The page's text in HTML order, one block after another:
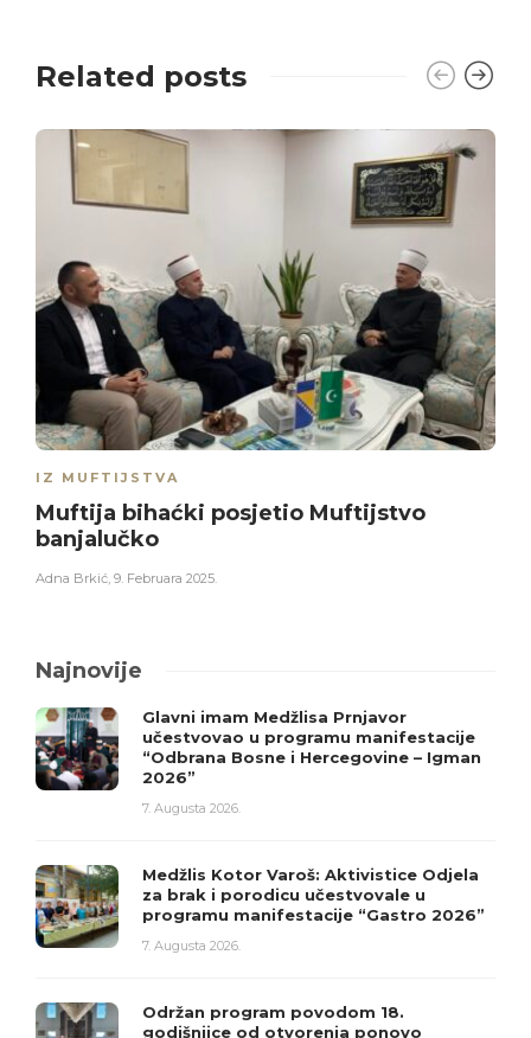
Related posts
IZ MUFTIJSTVA
Muftija bihaćki posjetio Muftijstvo
banjalučko
Adna Brkić, 9. Februara 2025.
Najnovije
Glavni imam Medžlisa Prnjavor
učestvovao u programu manifestacije
“Odbrana Bosne i Hercegovine – Igman
2026”
7. Augusta 2026.
Medžlis Kotor Varoš: Aktivistice Odjela
za brak i porodicu učestvovale u
programu manifestacije “Gastro 2026”
7. Augusta 2026.
Održan program povodom 18.
godišnjice od otvorenja ponovo